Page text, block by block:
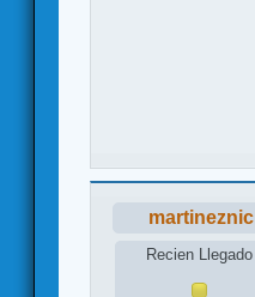
martineznic
Recien Llegado